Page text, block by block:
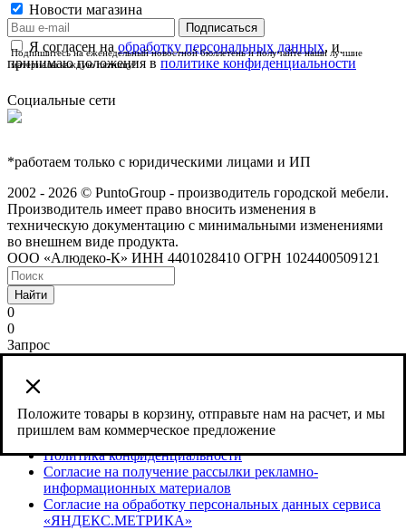
Новости магазина
Я согласен на обработку персональных данных, и
принимаю положения в политике конфиденциальности
Подпишитесь на еженедельный новостной бюллетень и получайте наши лучшие
материалы каждую пятницу!
Социальные сети
*работаем только с юридическими лицами и ИП
2002 - 2026 © PuntoGroup - производитель городской мебели.
Производитель имеет право вносить изменения в
техническую документацию с минимальными изменениями
во внешнем виде продукта.
ООО «Алюдеко-К» ИНН 4401028410 ОГРН 1024400509121
Найти
0
0
Запрос
Положите товары в корзину, отправьте нам на расчет, и мы
пришлем вам коммерческое предложение
Сайт использует cookies и сервис веб-аналитики Яндекс
Метрика, предоставляемый компанией ООО «ЯНДЕКС»,
119021, Россия, Москва, ул. Л. Толстого, 16.
Согласие на обработку персональных данных
Политика конфиденциальности
Согласие на получение рассылки рекламно-
информационных материалов
Согласие на обработку персональных данных сервиса
«ЯНДЕКС.МЕТРИКА»